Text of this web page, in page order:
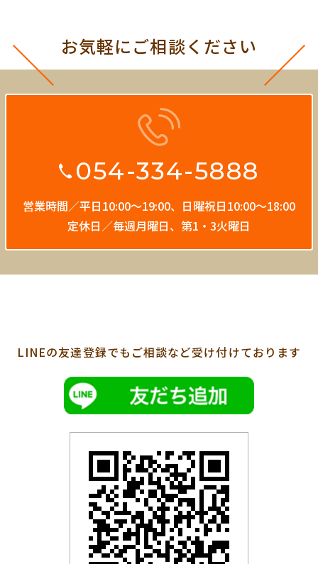
お気軽にご相談ください
054-334-5888
営業時間／平日10:00〜19:00、 日曜祝日10:00〜18:00
定休日／毎週月曜日、第1・3火曜日
LINEの友達登録でも ご相談など受け付けております